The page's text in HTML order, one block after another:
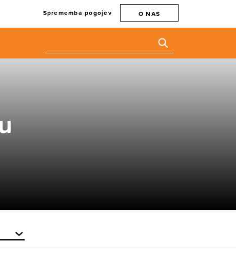
Sprememba pogojev O NAS